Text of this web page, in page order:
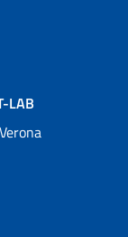
LAB